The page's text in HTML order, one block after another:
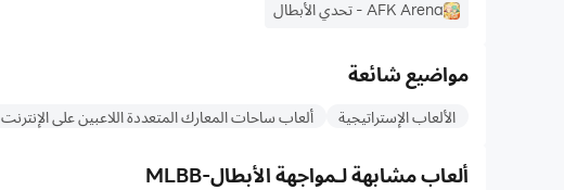
AFK Arena - تحدي الأبطال
مواضيع شائعة
الألعاب الإستراتيجية ألعاب ساحات المعارك المتعددة اللاعبين على الإنترنت
ألعاب مشابهة لـمواجهة الأبطال-MLBB